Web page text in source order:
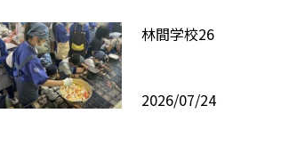
林間学校26
2026/07/24